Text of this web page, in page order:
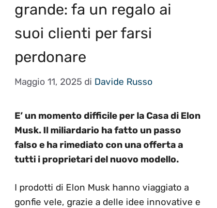
grande: fa un regalo ai
suoi clienti per farsi
perdonare
Maggio 11, 2025 di Davide Russo
E’ un momento difficile per la Casa di Elon
Musk. Il miliardario ha fatto un passo
falso e ha rimediato con una offerta a
tutti i proprietari del nuovo modello.
I prodotti di Elon Musk hanno viaggiato a
gonfie vele, grazie a delle idee innovative e